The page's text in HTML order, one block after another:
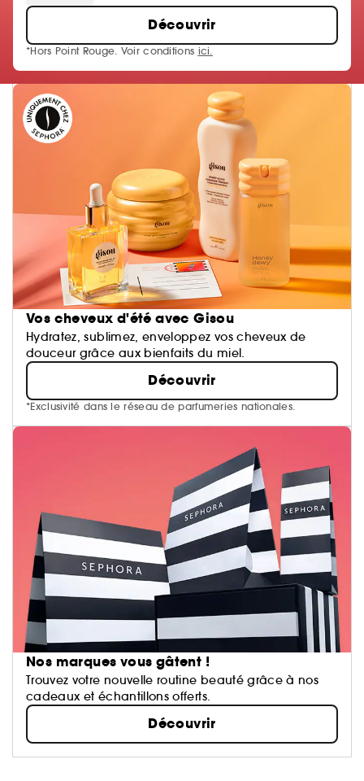
Découvrir
*Hors Point Rouge. Voir conditions ici.
Vos cheveux d'été avec Gisou
Hydratez, sublimez, enveloppez vos cheveux de
douceur grâce aux bienfaits du miel.
Découvrir
*Exclusivité dans le réseau de parfumeries nationales.
Nos marques vous gâtent !
Trouvez votre nouvelle routine beauté grâce à nos
cadeaux et échantillons offerts.
Découvrir